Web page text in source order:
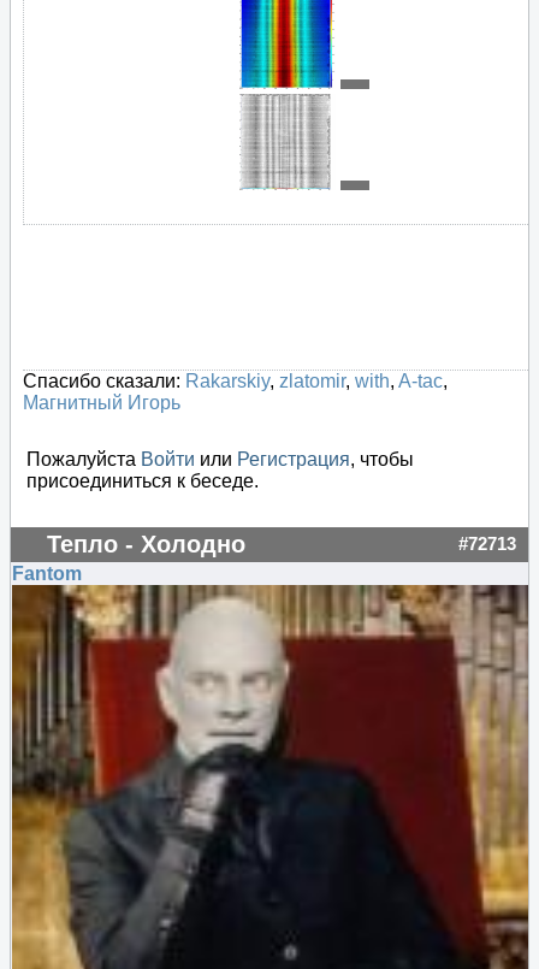
Спасибо сказали: Rakarskiy, zlatomir, with, A-tac,
Магнитный Игорь
Пожалуйста Войти или Регистрация, чтобы
присоединиться к беседе.
Тепло - Холодно #72713
Fantom